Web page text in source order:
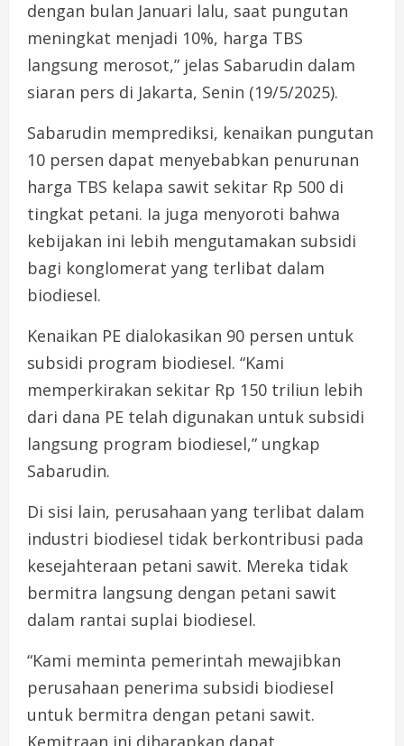
dengan bulan Januari lalu, saat pungutan
meningkat menjadi 10%, harga TBS
langsung merosot,” jelas Sabarudin dalam
siaran pers di Jakarta, Senin (19/5/2025).
Sabarudin memprediksi, kenaikan pungutan
10 persen dapat menyebabkan penurunan
harga TBS kelapa sawit sekitar Rp 500 di
tingkat petani. Ia juga menyoroti bahwa
kebijakan ini lebih mengutamakan subsidi
bagi konglomerat yang terlibat dalam
biodiesel.
Kenaikan PE dialokasikan 90 persen untuk
subsidi program biodiesel. “Kami
memperkirakan sekitar Rp 150 triliun lebih
dari dana PE telah digunakan untuk subsidi
langsung program biodiesel,” ungkap
Sabarudin.
Di sisi lain, perusahaan yang terlibat dalam
industri biodiesel tidak berkontribusi pada
kesejahteraan petani sawit. Mereka tidak
bermitra langsung dengan petani sawit
dalam rantai suplai biodiesel.
“Kami meminta pemerintah mewajibkan
perusahaan penerima subsidi biodiesel
untuk bermitra dengan petani sawit.